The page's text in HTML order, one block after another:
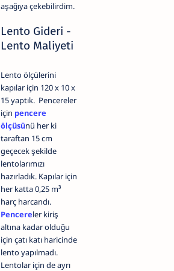
aşağıya çekebilirdim.
Lento Gideri -
Lento Maliyeti
Lento ölçülerini
kapılar için 120 x 10 x
15 yaptık. Pencereler
için pencere
ölçüsünü her ki
taraftan 15 cm
geçecek şekilde
lentolarımızı
hazırladık. Kapılar için
her katta 0,25 m³
harç harcandı.
Pencereler kiriş
altına kadar olduğu
için çatı katı haricinde
lento yapılmadı.
Lentolar için de ayrı